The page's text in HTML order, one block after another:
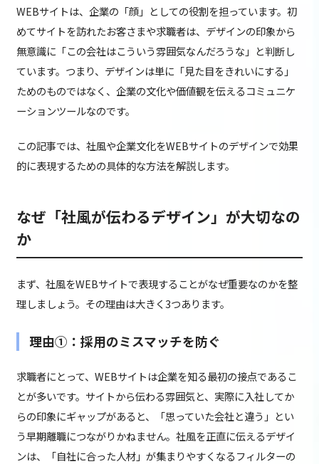
WEBサイトは、企業の「顔」としての役割を担っています。初
めてサイトを訪れたお客さまや求職者は、デザインの印象から
無意識に「この会社はこういう雰囲気なんだろうな」と判断し
ています。つまり、デザインは単に「見た目をきれいにする」
ためのものではなく、企業の文化や価値観を伝えるコミュニケ
ーションツールなのです。
この記事では、社風や企業文化をWEBサイトのデザインで効果
的に表現するための具体的な方法を解説します。
なぜ「社風が伝わるデザイン」が大切なの
か
まず、社風をWEBサイトで表現することがなぜ重要なのかを整
理しましょう。その理由は大きく3つあります。
理由①：採用のミスマッチを防ぐ
求職者にとって、WEBサイトは企業を知る最初の接点であるこ
とが多いです。サイトから伝わる雰囲気と、実際に入社してか
らの印象にギャップがあると、「思っていた会社と違う」とい
う早期離職につながりかねません。社風を正直に伝えるデザイ
ンは、「自社に合った人材」が集まりやすくなるフィルターの